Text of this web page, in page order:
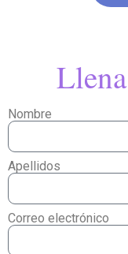
Nombre
Apellidos
Correo electrónico